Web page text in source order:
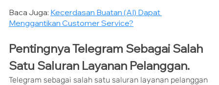
Baca Juga: Kecerdasan Buatan (AI) Dapat
Menggantikan Customer Service?
Pentingnya Telegram Sebagai Salah
Satu Saluran Layanan Pelanggan.
Telegram sebagai salah satu saluran layanan pelanggan